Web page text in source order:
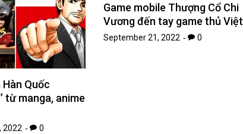
Hàn Quốc
từ manga, anime
2022 0
Game mobile Thượng Cổ Chi
Vương đến tay game thủ Việt
September 21, 2022 0